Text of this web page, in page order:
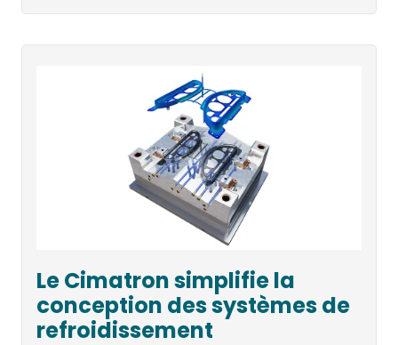
Le Cimatron simplifie la
conception des systèmes de
refroidissement